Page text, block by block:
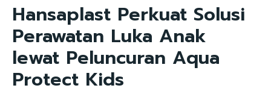
Hansaplast Perkuat Solusi
Perawatan Luka Anak
lewat Peluncuran Aqua
Protect Kids